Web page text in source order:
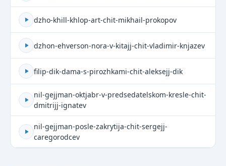
dzho-khill-khlop-art-chit-mikhail-prokopov
dzhon-ehverson-nora-v-kitajj-chit-vladimir-knjazev
filip-dik-dama-s-pirozhkami-chit-aleksejj-dik
nil-gejjman-oktjabr-v-predsedatelskom-kresle-chit-
dmitrijj-ignatev
nil-gejjman-posle-zakrytija-chit-sergejj-
caregorodcev